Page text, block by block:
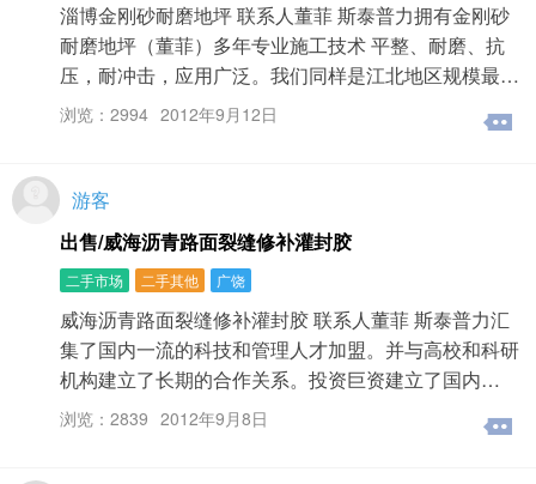
淄博金刚砂耐磨地坪 联系人董菲 斯泰普力拥有金刚砂
耐磨地坪（董菲）多年专业施工技术 平整、耐磨、抗
压，耐冲击，应用广泛。我们同样是江北地区规模最…
浏览：2994 2012年9月12日
游客
出售/威海沥青路面裂缝修补灌封胶
二手市场 二手其他 广饶
威海沥青路面裂缝修补灌封胶 联系人董菲 斯泰普力汇
集了国内一流的科技和管理人才加盟。并与高校和科研
机构建立了长期的合作关系。投资巨资建立了国内…
浏览：2839 2012年9月8日